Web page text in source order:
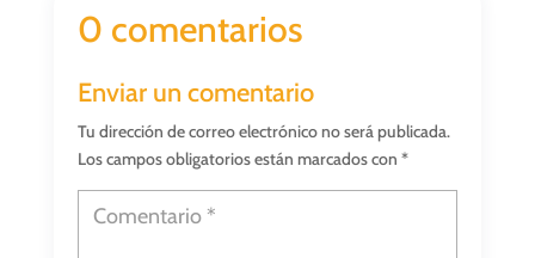
0 comentarios
Enviar un comentario
Tu dirección de correo electrónico no será publicada.
Los campos obligatorios están marcados con *